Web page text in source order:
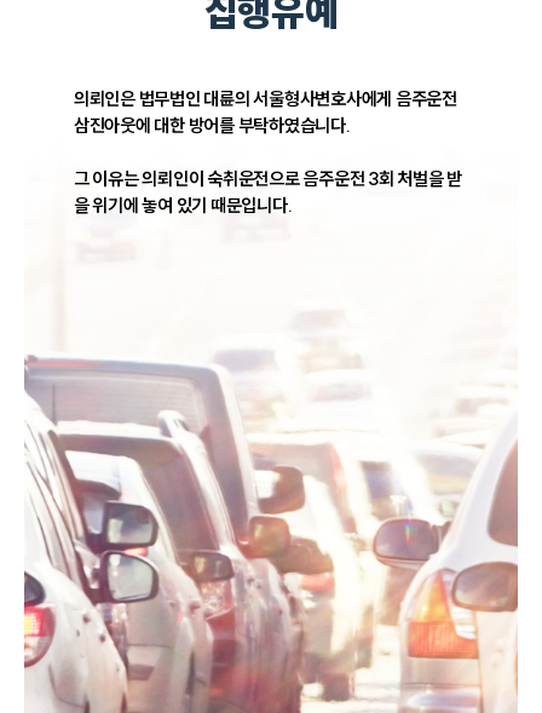
집행유예
의뢰인은 법무법인 대륜의 서울형사변호사에게 음주운전
삼진아웃에 대한 방어를 부탁하였습니다.
그 이유는 의뢰인이 숙취운전으로 음주운전 3회 처벌을 받
을 위기에 놓여 있기 때문입니다.